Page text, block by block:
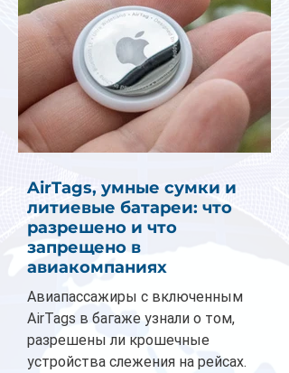
AirTags, умные сумки и
литиевые батареи: что
разрешено и что
запрещено в
авиакомпаниях
Авиапассажиры с включенным
AirTags в багаже узнали о том,
разрешены ли крошечные
устройства слежения на рейсах.